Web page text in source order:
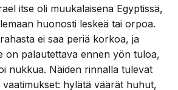
itse oli muukalaisena Egyptissä,
huonosti leskeä tai orpoa.
ei saa periä korkoa, ja
on palautettava ennen yön tuloa,
nukkua. Näiden rinnalla tulevat
hylätä väärät huhut,